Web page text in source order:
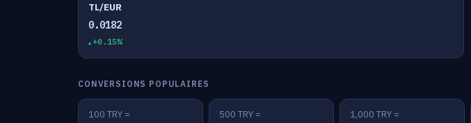
TL/EUR
0.0182
+0.15%
CONVERSIONS POPULAIRES
100 TRY = 500 TRY = 1,000 TRY =